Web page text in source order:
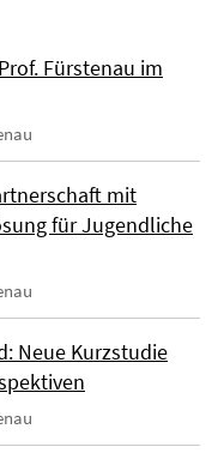
Fürstenau im
mit
für Jugendliche
Neue Kurzstudie